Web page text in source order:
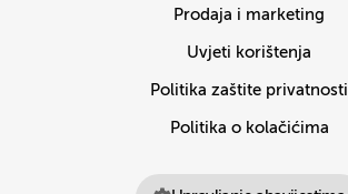
Prodaja i marketing
Uvjeti korištenja
Politika zaštite privatnosti
Politika o kolačićima